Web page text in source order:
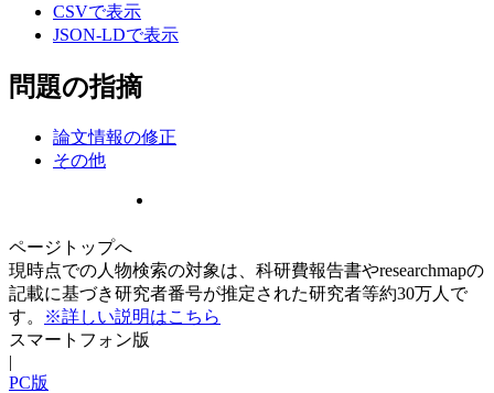
CSVで表示
JSON-LDで表示
問題の指摘
論文情報の修正
その他
ページトップへ
現時点での人物検索の対象は、科研費報告書やresearchmapの
記載に基づき研究者番号が推定された研究者等約30万人で
す。
※詳しい説明はこちら
スマートフォン版
|
PC版